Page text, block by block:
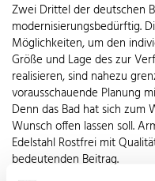
Zwei Drittel der deutschen
modernisierungsbedürftig.
Möglichkeiten, um den
Größe und Lage des zur
realisieren, sind nahezu
vorausschauende Planung
Denn das Bad hat sich
Wunsch offen lassen soll.
Edelstahl Rostfrei mit
bedeutenden Beitrag.